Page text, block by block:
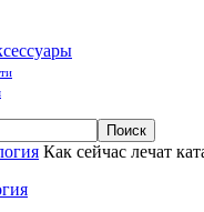
Как сейчас лечат